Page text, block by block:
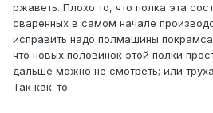
ржаветь. Плохо то, что полка эта
сваренных в самом начале
исправить надо полмашины
что новых половинок этой полки
дальше можно не смотреть; или
Так как-то.